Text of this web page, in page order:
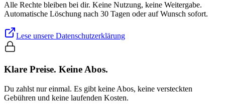
Alle Rechte bleiben bei dir. Keine Nutzung, keine Weitergabe.
Automatische Löschung nach 30 Tagen oder auf Wunsch sofort.
Lese unsere Datenschutzerklärung
Klare Preise. Keine Abos.
Du zahlst nur einmal. Es gibt keine Abos, keine versteckten
Gebühren und keine laufenden Kosten.